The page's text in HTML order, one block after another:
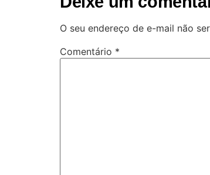
O seu endereço de e-mail não
Comentário *